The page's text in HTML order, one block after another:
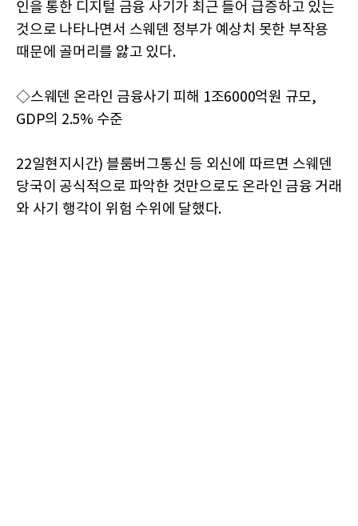
인을 통한 디지털 금융 사기가 최근 들어 급증하고 있는
것으로 나타나면서 스웨덴 정부가 예상치 못한 부작용
때문에 골머리를 앓고 있다.
◇스웨덴 온라인 금융사기 피해 1조6000억원 규모,
GDP의 2.5% 수준
22일현지시간) 블룸버그통신 등 외신에 따르면 스웨덴
당국이 공식적으로 파악한 것만으로도 온라인 금융 거래
와 사기 행각이 위험 수위에 달했다.